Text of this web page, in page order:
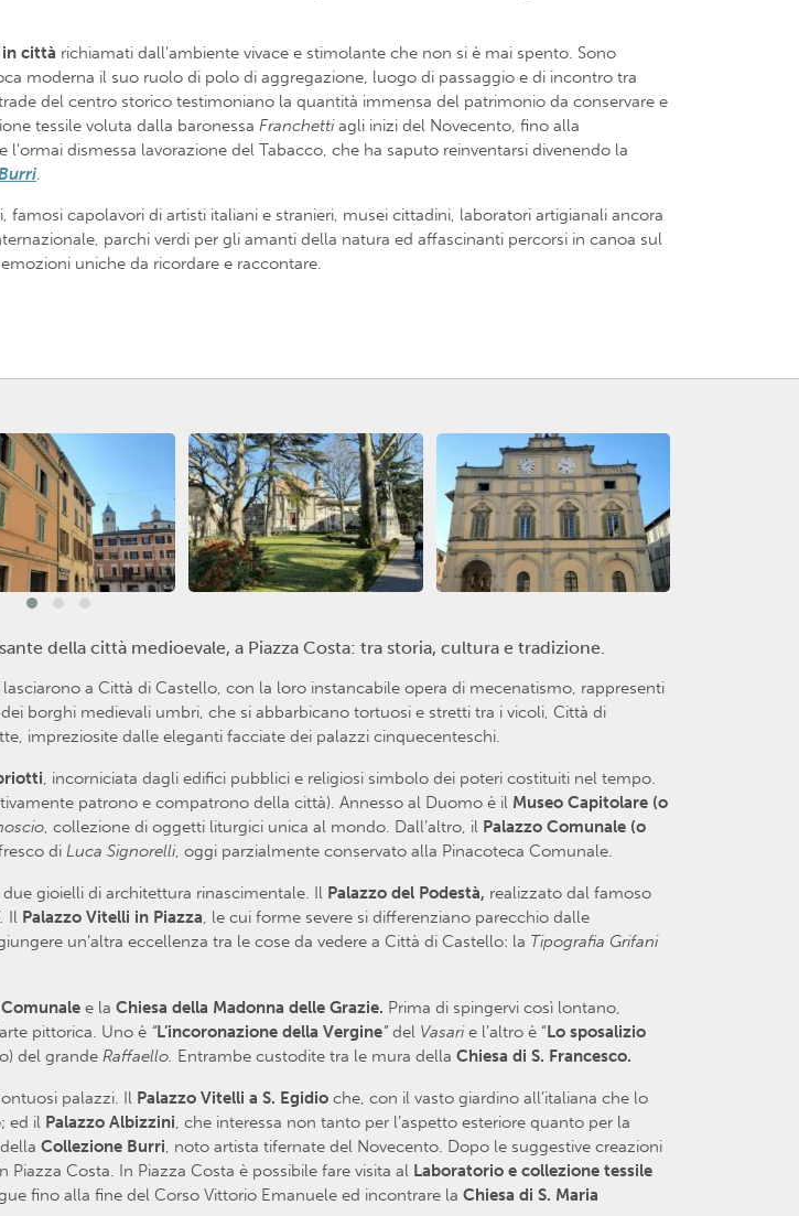
in città richiamati dall’ambiente vivace e stimolante che non si è mai spento. Sono
moderna il suo ruolo di polo di aggregazione, luogo di passaggio e di incontro tra
del centro storico testimoniano la quantità immensa del patrimonio da conservare e
tessile voluta dalla baronessa Franchettiagli inizi del Novecento, fino alla
dismessa lavorazione del Tabacco, che ha saputo reinventarsi divenendo la
famosi capolavori di artisti italiani e stranieri, musei cittadini, laboratori artigianali ancora
parchi verdi per gli amanti della natura ed affascinanti percorsi in canoa sul
uniche da ricordare e raccontare.
della città medioevale, a Piazza Costa: tra storia, cultura e tradizione.
lasciarono a Città di Castello, con la loro instancabile opera di mecenatismo, rappresenti
borghi medievali umbri, che si abbarbicano tortuosi e stretti tra i vicoli, Città di
impreziosite dalle eleganti facciate dei palazzi cinquecenteschi.
, incorniciata dagli edifici pubblici e religiosi simbolo dei poteri costituiti nel tempo.
patrono e compatrono della città). Annesso al Duomo è il Museo Capitolare (o
, collezione di oggetti liturgici unica al mondo. Dall’altro, il Palazzo Comunale (o
di Luca Signorelli, oggi parzialmente conservato alla Pinacoteca Comunale.
gioielli di architettura rinascimentale. Il Palazzo del Podestà, realizzato dal famoso
Il Palazzo Vitelli in Piazza, le cui forme severe si differenziano parecchio dalle
un’altra eccellenza tra le cose da vedere a Città di Castello: la Tipografia Grifani
e la Chiesa della Madonna delle Grazie. Prima di spingervi così lontano,
pittorica. Uno è “L’incoronazione della Vergine”del Vasarie l’altro è “Lo sposalizio
del grande Raffaello. Entrambe custodite tra le mura della Chiesa di S. Francesco.
palazzi. Il Palazzo Vitelli a S. Egidio che, con il vasto giardino all’italiana che lo
ed il Palazzo Albizzini, che interessa non tanto per l’aspetto esteriore quanto per la
Collezione Burri, noto artista tifernate del Novecento. Dopo le suggestive creazioni
Costa. In Piazza Costa è possibile fare visita al Laboratorio e collezione tessile
fino alla fine del Corso Vittorio Emanuele ed incontrare la Chiesa di S. Maria